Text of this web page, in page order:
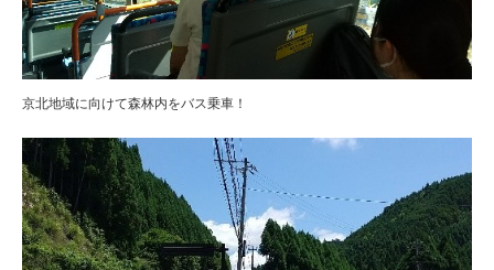
京北地域に向けて森林内をバス乗車！